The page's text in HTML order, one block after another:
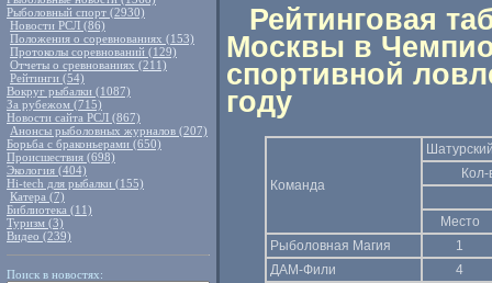
Рыболовный спорт (2930)
Новости РСЛ (86)
Положения о соревнованиях (153)
Протоколы соревнований (129)
Отчеты о сревнованиях (211)
Рейтинги (54)
Вокруг рыбалки (1087)
За рубежом (715)
Новости сайта РСЛ (867)
Анонсы рыболовных журналов (207)
Борьба с браконьерами (650)
Происшествия (698)
Экология (404)
Hi-tech для рыбалки (155)
Катера (7)
Библиотека (11)
Туризм (3)
Видео (239)
Поиск в новостях:
Рейтинговая
Москвы в
спортивной
году
Команда
Место
Рыболовная Магия
1
ДАМ-Фили
4